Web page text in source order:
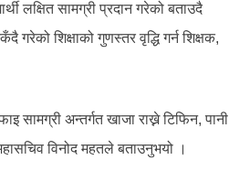
लक्षित सामग्री प्रदान गरेको बताउदै
गरेको शिक्षाको गुणस्तर वृद्धि गर्न शिक्षक,
सामग्री अन्तर्गत खाजा राख्ने टिफिन, पानी
विनोद महतले बताउनुभयो ।